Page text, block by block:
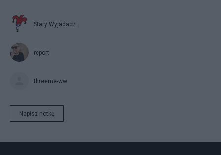
Stary Wyjadacz
report
threeme-ww
Napisz notkę